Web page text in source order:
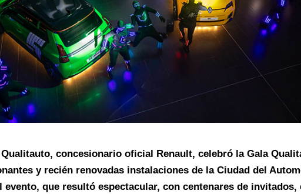
, concesionario oficial Renault, celebró la Gala
y recién renovadas instalaciones de la Ciudad del
evento, que resultó espectacular, con centenares de invitados,